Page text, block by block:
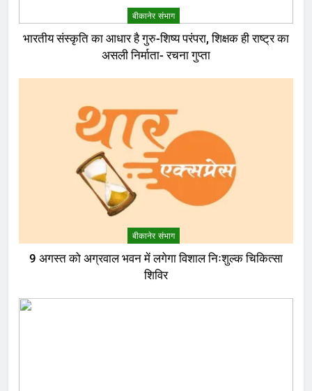
बीकानेर संभाग
भारतीय संस्कृति का आधार है गुरु-शिष्य परंपरा, शिक्षक ही राष्ट्र का
असली निर्माता- रचना गुप्ता
बीकानेर संभाग
9 अगस्त को अग्रवाल भवन में लगेगा विशाल निःशुल्क चिकित्सा
शिविर